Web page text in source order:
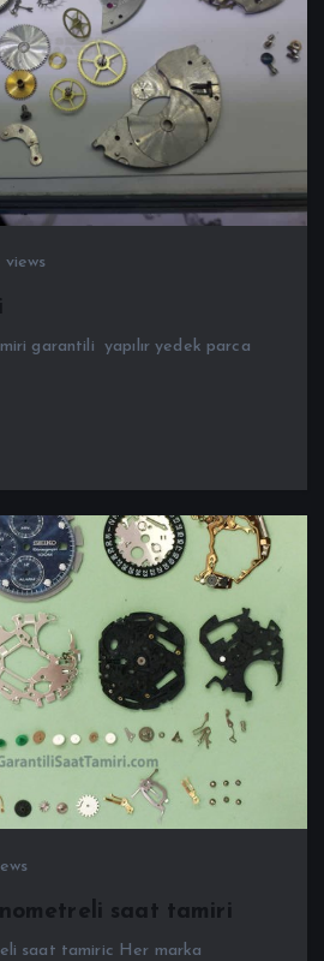
views
garantili yapılır yedek parca
saat tamiri
saat tamiric Her marka